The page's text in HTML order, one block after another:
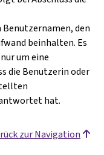
den
beinhalten. Es
um eine
die Benutzerin oder
hat.
zur Navigation